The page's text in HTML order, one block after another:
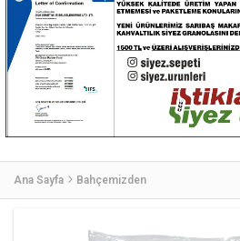
Ana Sayfa Bahçemizden